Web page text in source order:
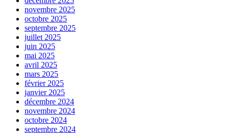
novembre 2025
octobre 2025
septembre 2025
juillet 2025
juin 2025
mai 2025
avril 2025
mars 2025
février 2025
janvier 2025
décembre 2024
novembre 2024
octobre 2024
septembre 2024